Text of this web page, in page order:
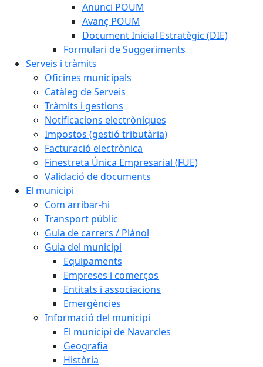
Anunci POUM
Avanç POUM
Document Inicial Estratègic (DIE)
Formulari de Suggeriments
Serveis i tràmits
Oficines municipals
Catàleg de Serveis
Tràmits i gestions
Notificacions electròniques
Impostos (gestió tributària)
Facturació electrònica
Finestreta Única Empresarial (FUE)
Validació de documents
El municipi
Com arribar-hi
Transport públic
Guia de carrers / Plànol
Guia del municipi
Equipaments
Empreses i comerços
Entitats i associacions
Emergències
Informació del municipi
El municipi de Navarcles
Geografia
Història